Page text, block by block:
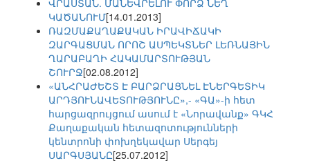
ՎՐԱՍՏԱՆ. ՄԱՆԵՎՐԵԼՈՒ ՓՈՐՁ ՆԵՂ
ԿԱԾԱՆՈՒՄ[14.01.2013]
ՌԱԶՄԱՔԱՂԱՔԱԿԱՆ ԻՐԱՎԻՃԱԿԻ
ԶԱՐԳԱՑՄԱՆ ՈՐՈՇ ԱՍՊԵԿՏՆԵՐ ԼԵՌՆԱՅԻՆ
ՂԱՐԱԲԱՂԻ ՀԱԿԱՄԱՐՏՈՒԹՅԱՆ
ՇՈՒՐՋ[02.08.2012]
«ԱՆՀՐԱԺԵՇՏ Է ԲԱՐՁՐԱՑՆԵԼ ԷՆԵՐԳԵՏԻԿ
ԱՐԴՅՈՒՆԱՎԵՏՈՒԹՅՈՒՆԸ»,- «ԳԱ»-ի հետ
հարցազրույցում ասում է «Նորավանք» ԳԿՀ
Քաղաքական հետազոտությունների
կենտրոնի փոխղեկավար Սերգեյ
ՍԱՐԳՍՅԱՆԸ[25.07.2012]